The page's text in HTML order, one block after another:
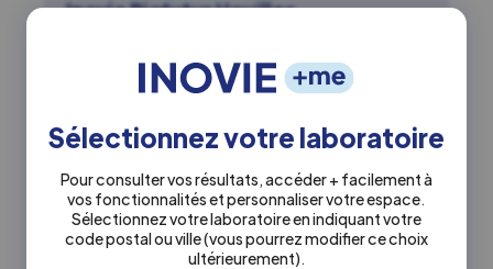
Sélectionnez votre laboratoire
Pour consulter vos résultats, accéder + facilement à
vos fonctionnalités et personnaliser votre espace.
Sélectionnez votre laboratoire en indiquant votre
code postal ou ville(vous pourrez modifier ce choix
ultérieurement).
Inovie Biofutur Houilles
Actuellement ouvert
0139685625
5 bis Avenue Carnot 78800 Houilles